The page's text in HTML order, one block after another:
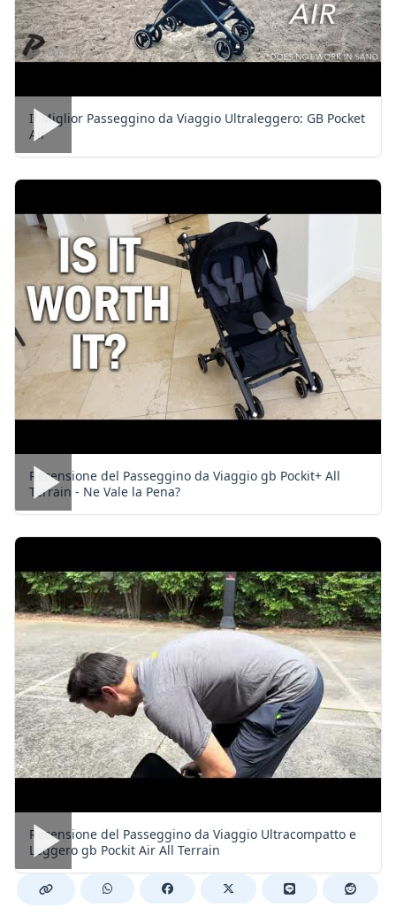
Il Miglior Passeggino da Viaggio Ultraleggero: GB Pocket
Air
Recensione del Passeggino da Viaggio gb Pockit+ All
Terrain - Ne Vale la Pena?
Recensione del Passeggino da Viaggio Ultracompatto e
Leggero gb Pockit Air All Terrain